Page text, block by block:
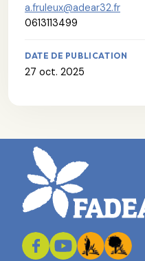
a.fruleux@adear32.fr
0613113499
DATE DE PUBLICATION
27 oct. 2025